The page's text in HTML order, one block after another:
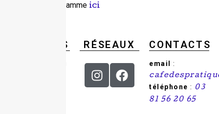
Consulter le programme ici
HORAIRES RÉSEAUX CONTACTS
email
:
téléphone : 03
81 56 20 65